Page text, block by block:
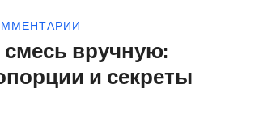
вручную:
и секреты